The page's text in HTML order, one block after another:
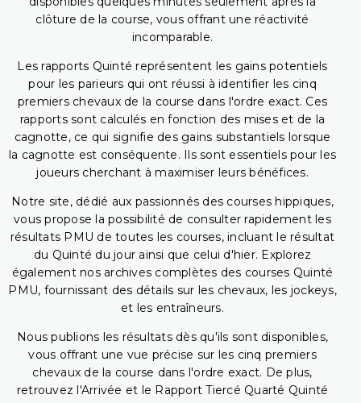
clôture de la course, vous offrant une réactivité
incomparable.
Les rapports Quinté représentent les gains potentiels
pour les parieurs qui ont réussi à identifier les cinq
premiers chevaux de la course dans l'ordre exact. Ces
rapports sont calculés en fonction des mises et de la
cagnotte, ce qui signifie des gains substantiels lorsque
la cagnotte est conséquente. Ils sont essentiels pour les
joueurs cherchant à maximiser leurs bénéfices.
Notre site, dédié aux passionnés des courses hippiques,
vous propose la possibilité de consulter rapidement les
résultats PMU de toutes les courses, incluant le résultat
du Quinté du jour ainsi que celui d'hier. Explorez
également nos archives complètes des courses Quinté
PMU, fournissant des détails sur les chevaux, les jockeys,
et les entraîneurs.
Nous publions les résultats dès qu'ils sont disponibles,
vous offrant une vue précise sur les cinq premiers
chevaux de la course dans l'ordre exact. De plus,
retrouvez l'Arrivée et le Rapport Tiercé Quarté Quinté